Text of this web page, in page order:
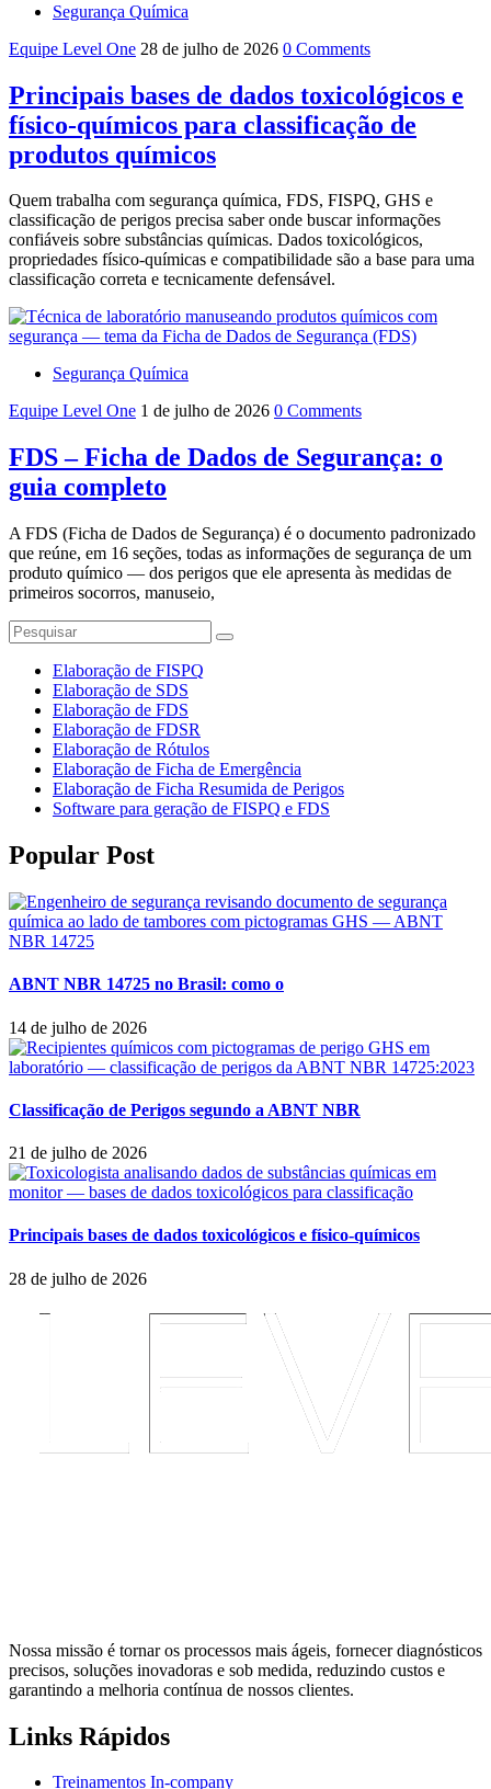
Segurança Química
Equipe Level One 28 de julho de 2026 0 Comments
Principais bases de dados toxicológicos e
físico-químicos para classificação de
produtos químicos
Quem trabalha com segurança química, FDS, FISPQ, GHS e
classificação de perigos precisa saber onde buscar informações
confiáveis sobre substâncias químicas. Dados toxicológicos,
propriedades físico-químicas e compatibilidade são a base para uma
classificação correta e tecnicamente defensável.
Segurança Química
Equipe Level One 1 de julho de 2026 0 Comments
FDS – Ficha de Dados de Segurança: o
guia completo
A FDS (Ficha de Dados de Segurança) é o documento padronizado
que reúne, em 16 seções, todas as informações de segurança de um
produto químico — dos perigos que ele apresenta às medidas de
primeiros socorros, manuseio,
Elaboração de FISPQ
Elaboração de SDS
Elaboração de FDS
Elaboração de FDSR
Elaboração de Rótulos
Elaboração de Ficha de Emergência
Elaboração de Ficha Resumida de Perigos
Software para geração de FISPQ e FDS
Popular Post
ABNT NBR 14725 no Brasil: como o
14 de julho de 2026
Classificação de Perigos segundo a ABNT NBR
21 de julho de 2026
Principais bases de dados toxicológicos e físico-químicos
28 de julho de 2026
Nossa missão é tornar os processos mais ágeis, fornecer diagnósticos
precisos, soluções inovadoras e sob medida, reduzindo custos e
garantindo a melhoria contínua de nossos clientes.
Links Rápidos
Treinamentos In-company